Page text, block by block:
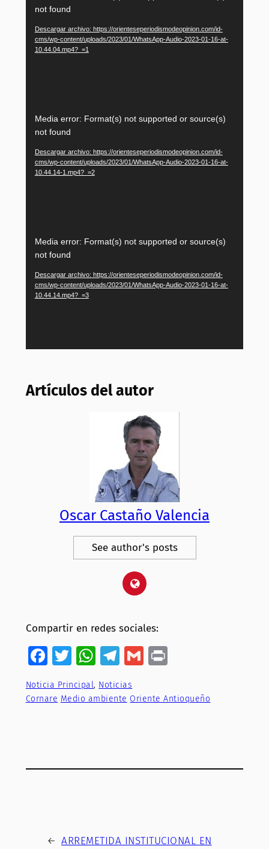
denot found
Descargar archivo: https://orienteseperiodismodeopinion.com/id-
cms/wp-content/uploads/2023/01/WhatsApp-Audio-2023-01-16-at-
10.44.04.mp4?_=1
Media error: Format(s) not supported or source(s)
not found
Descargar archivo: https://orienteseperiodismodeopinion.com/id-
cms/wp-content/uploads/2023/01/WhatsApp-Audio-2023-01-16-at-
10.44.14-1.mp4?_=2
Media error: Format(s) not supported or source(s)
not found
Descargar archivo: https://orienteseperiodismodeopinion.com/id-
cms/wp-content/uploads/2023/01/WhatsApp-Audio-2023-01-16-at-
10.44.14.mp4?_=3
Artículos del autor
Oscar Castaño Valencia
See author's posts
Compartir en redes sociales:
Facebook
Twitter
WhatsApp
Telegram
GmailPrint
Noticia Principal, Noticias
Cornare Medio ambiente Oriente Antioqueño
← ARREMETIDA INSTITUCIONAL EN